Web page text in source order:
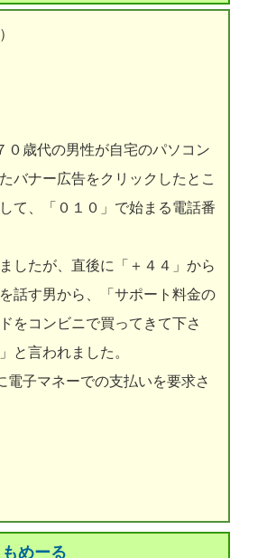
０歳代の男性が自宅のパソコン
バナー広告をクリックしたとこ
て、「０１０」で始まる電話番
したが、直後に「＋４４」から
話す男から、「サポート料金の
をコンビニで買ってきて下さ
と言われました。
子マネーでの支払いを要求さ
めーる